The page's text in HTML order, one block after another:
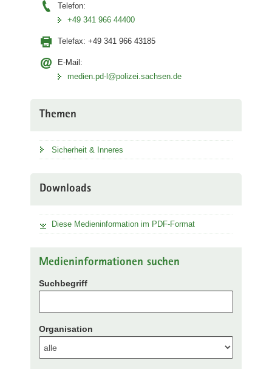
Telefon:
+49 341 966 44400
Telefax: +49 341 966 43185
E-Mail:
medien.pd-l@polizei.sachsen.de
Themen
Sicherheit & Inneres
Downloads
Diese Medieninformation im PDF-Format
Medieninformationen suchen
Suchbegriff
Organisation